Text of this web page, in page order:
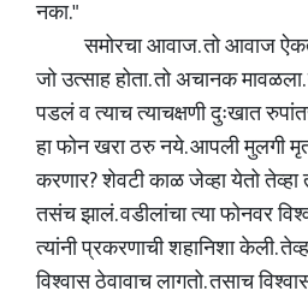
नका."
समोरचा आवाज. तो आवाज
जो उत्साह होता. तो अचानक
पडलं व त्याच त्याचक्षणी दुःखात
हा फोन खरा ठरु नये. आपली मुलगी
करणार? शेवटी काळ जेव्हा येतो तेव्हा
तसंच झालं. वडीलांचा त्या फोनवर
त्यांनी प्रकरणाची शहानिशा केली.
विश्वास ठेवावाच लागतो. तसाच